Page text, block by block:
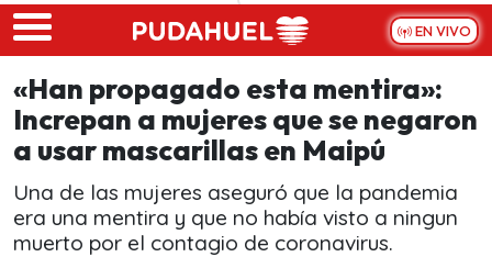
Skip to main content
EN VIVO
«Han propagado esta mentira»:
Increpan a mujeres que se negaron
a usar mascarillas en Maipú
Una de las mujeres aseguró que la pandemia
era una mentira y que no había visto a ningun
muerto por el contagio de coronavirus.